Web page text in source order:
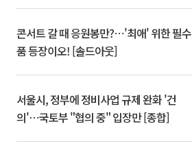
콘서트 갈 때 응원봉만?⋯'최애' 위한 필수
품 등장이오! [솔드아웃]
서울시, 정부에 정비사업 규제 완화 '건
의'⋯국토부 "협의 중" 입장만 [종합]